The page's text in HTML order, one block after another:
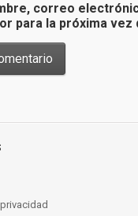
correo
para la próxima vez